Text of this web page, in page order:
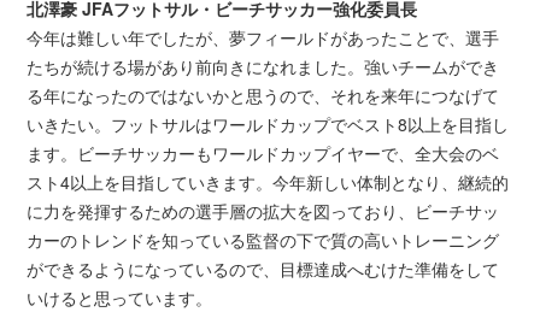
北澤豪 JFAフットサル・ビーチサッカー強化委員長
今年は難しい年でしたが、夢フィールドがあったことで、選手
たちが続ける場があり前向きになれました。強いチームができ
る年になったのではないかと思うので、それを来年につなげて
いきたい。フットサルはワールドカップでベスト8以上を目指し
ます。ビーチサッカーもワールドカップイヤーで、全大会のベ
スト4以上を目指していきます。今年新しい体制となり、継続的
に力を発揮するための選手層の拡大を図っており、ビーチサッ
カーのトレンドを知っている監督の下で質の高いトレーニング
ができるようになっているので、目標達成へむけた準備をして
いけると思っています。